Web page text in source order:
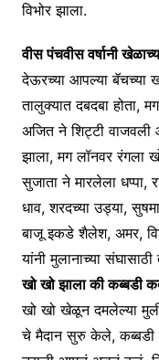
विभोर झाला.
वीस पंचवीस वर्षानी
देऊरच्या आपल्या बॅचच्या
तालुक्यात दबदबा होता,
अजित ने शिट्टी वाजवली
झाला, मग लॉनवर रंगला
सुजाता ने मारलेला धप्पा,
धाव, शरदच्या उड्या,
बाजू इकडे शैलेश, अमर,
यांनी मुलानाच्या
खो खो झाला की कब्बडी
खो खो खेळून दमलेल्या
चे मैदान सुरु केले, कब्बडी